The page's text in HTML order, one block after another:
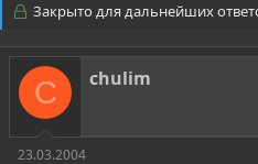
о
т
е
м
ы
а
а
ч
а
Закрыто для дальнейших
C chulim
23.03.2004